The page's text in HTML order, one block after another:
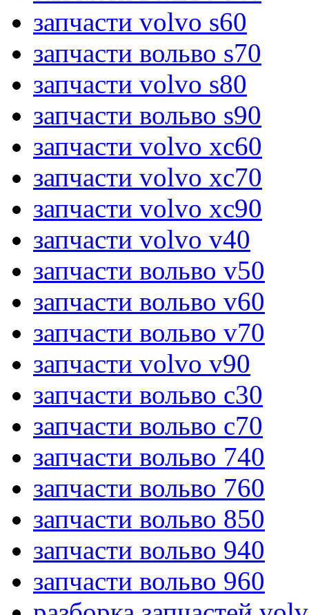
запчасти volvo s60
запчасти вольво s70
запчасти volvo s80
запчасти вольво s90
запчасти volvo xc60
запчасти volvo xc70
запчасти volvo xc90
запчасти volvo v40
запчасти вольво v50
запчасти вольво v60
запчасти вольво v70
запчасти volvo v90
запчасти вольво c30
запчасти вольво c70
запчасти вольво 740
запчасти вольво 760
запчасти вольво 850
запчасти вольво 940
запчасти вольво 960